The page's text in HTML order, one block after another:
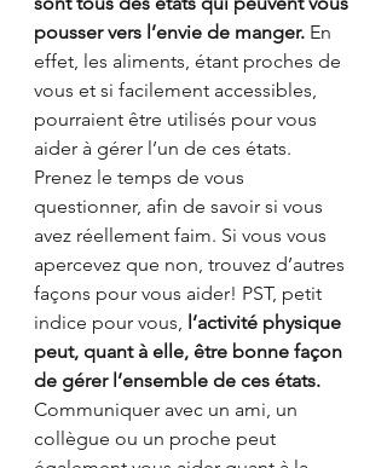
pousser vers l’envie de manger. En
effet, les aliments, étant proches de
vous et si facilement accessibles,
pourraient être utilisés pour vous
aider à gérer l’un de ces états.
Prenez le temps de vous
questionner, afin de savoir si vous
avez réellement faim. Si vous vous
apercevez que non, trouvez d’autres
façons pour vous aider! PST, petit
indice pour vous, l’activité physique
peut, quant à elle, être bonne façon
de gérer l’ensemble de ces états.
Communiquer avec un ami, un
collègue ou un proche peut